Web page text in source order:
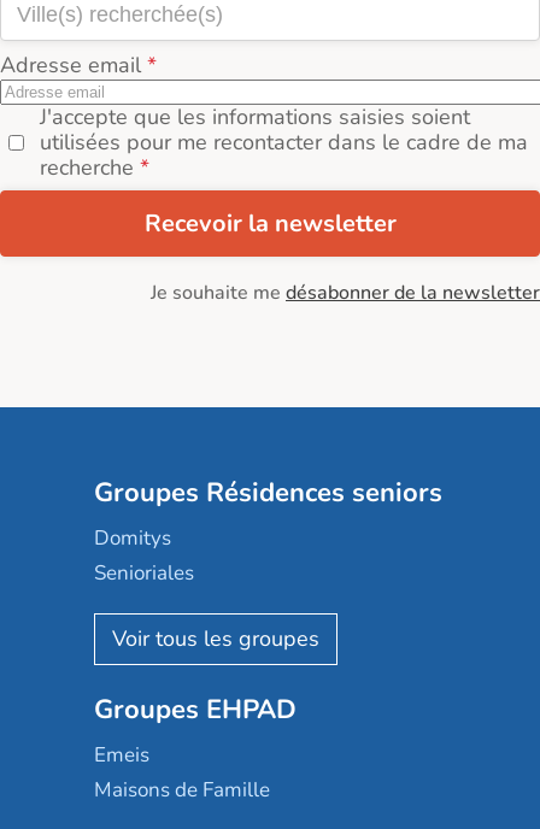
Adresse email
J'accepte que les informations saisies soient
utilisées pour me recontacter dans le cadre de ma
recherche
Recevoir la newsletter
Je souhaite me désabonner de la newsletter
Groupes Résidences seniors
Domitys
Senioriales
Nohée
Les Résidentiels
Mobicap
Domusvi
Happy Senior
Groupes EHPAD
Emeis
Maisons de Famille